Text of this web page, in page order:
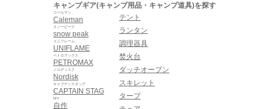
キャンプギア(キャンプ用品・キャンプ道具)を探す
Caleman
コールマン
snow peak
スノーピーク
UNIFLAME
ユニフレーム
PETROMAX
ペトロマックス
Nordisk
ノルディスク
CAPTAIN STAG
キャプテンスタッグ
自作
DIY
テント
ランタン
調理器具
焚火台
ダッチオーブン
スキレット
タープ